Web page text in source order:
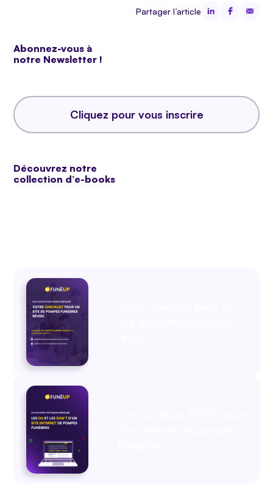
Partager l’article
Abonnez-vous à
notre Newsletter !
Cliquez pour vous inscrire
Découvrez notre
collection d’e-books